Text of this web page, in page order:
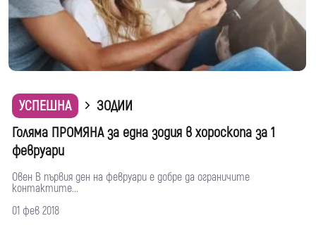
УСПЕШНА
ЗОДИИ
Голяма ПРОМЯНА за една зодия в хороскопа за 1
февруари
Овен В първия ден на февруари е добре да ограничите
контактите...
01 фев 2018